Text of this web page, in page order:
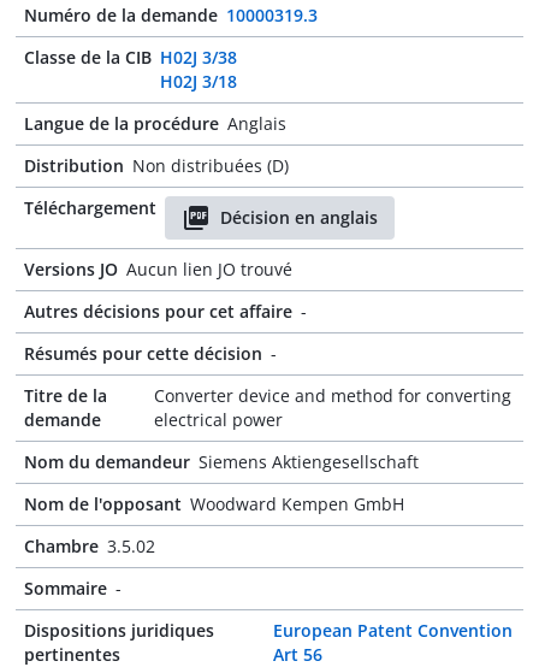
Numéro de la demande 10000319.3
Classe de la CIB H02J 3/38
H02J 3/18
Langue de la procédure Anglais
Distribution Non distribuées (D)
Téléchargement
Décision en anglais
Versions JO Aucun lien JO trouvé
Autres décisions pour cet affaire -
Résumés pour cette décision -
Titre de la
demande
Converter device and method for converting
electrical power
Nom du demandeur Siemens Aktiengesellschaft
Nom de l'opposant Woodward Kempen GmbH
Chambre 3.5.02
Sommaire -
Dispositions juridiques
pertinentes
European Patent Convention
Art 56